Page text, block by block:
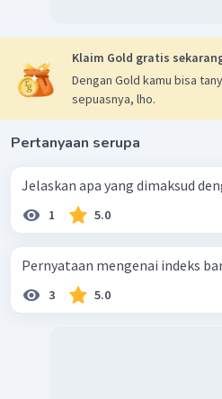
Klaim Gold gratis
Dengan Gold kamu bisa
sepuasnya, lho.
Pertanyaan serupa
Jelaskan apa yang dimaksud
1 5.0
Pernyataan mengenai indeks
3 5.0